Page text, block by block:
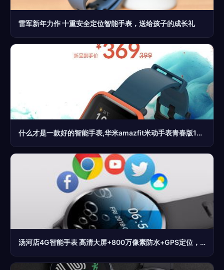
雷军新年力作 十重安全定位智能手表，送给孩子的成长礼
什么才是一款好的智能手表,华米amazfit米动手表青春版1s 给出了答案
汤河店4G智能手表 高清大屏+800万像素防水+GPS定位，创新你的智能穿戴新生活